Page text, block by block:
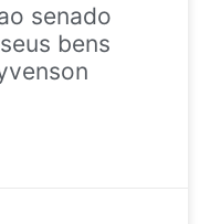
senado
bens